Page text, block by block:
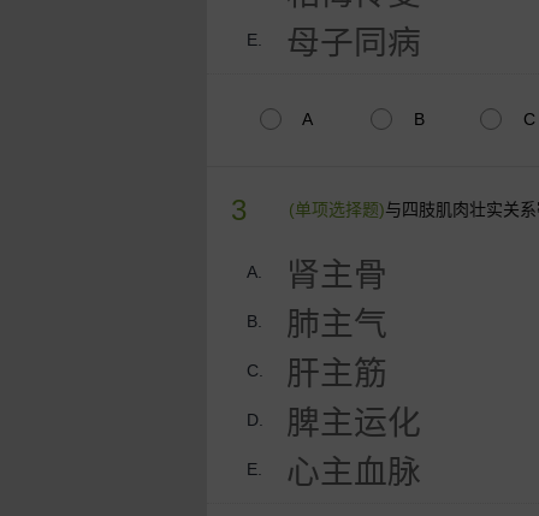
E. 母子同病
A B C
3 (单项选择题)与四肢肌肉壮实关
A. 肾主骨
B. 肺主气
C. 肝主筋
D. 脾主运化
E. 心主血脉